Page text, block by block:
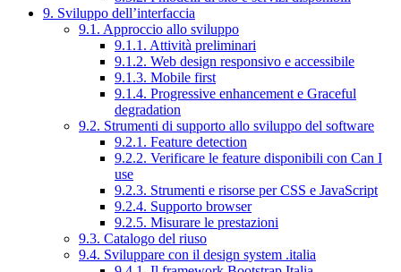
9. Sviluppo dell’interfaccia
9.1. Approccio allo sviluppo
9.1.1. Attività preliminari
9.1.2. Web design responsivo e accessibile
9.1.3. Mobile first
9.1.4. Progressive enhancement e Graceful
degradation
9.2. Strumenti di supporto allo sviluppo del software
9.2.1. Feature detection
9.2.2. Verificare le feature disponibili con Can I
use
9.2.3. Strumenti e risorse per CSS e JavaScript
9.2.4. Supporto browser
9.2.5. Misurare le prestazioni
9.3. Catalogo del riuso
9.4. Sviluppare con il design system .italia